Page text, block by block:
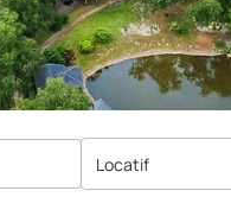
Locatif